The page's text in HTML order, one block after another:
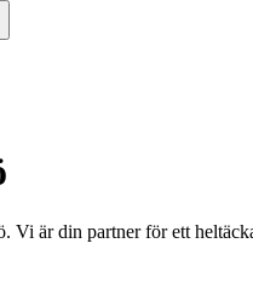
Vi är din partner för ett